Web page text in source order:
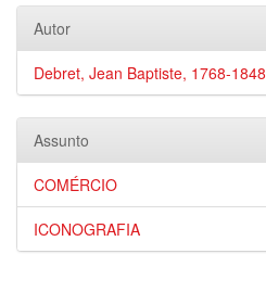
Autor
Debret, Jean Baptiste, 1768-1848
Assunto
COMÉRCIO
ICONOGRAFIA